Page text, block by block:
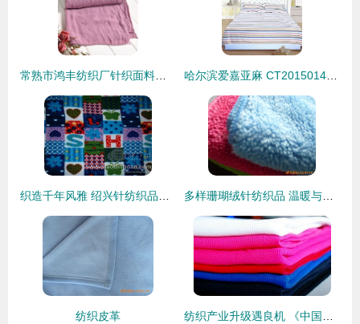
纺织皮革